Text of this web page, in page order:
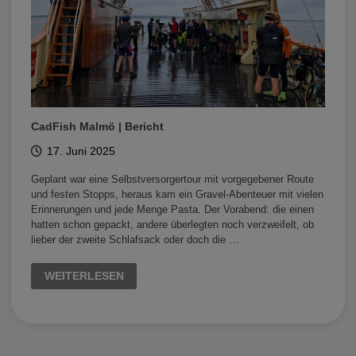
CadFish Malmö | Bericht
17. Juni 2025
Geplant war eine Selbstversorgertour mit vorgegebener Route
und festen Stopps, heraus kam ein Gravel-Abenteuer mit vielen
Erinnerungen und jede Menge Pasta. Der Vorabend: die einen
hatten schon gepackt, andere überlegten noch verzweifelt, ob
lieber der zweite Schlafsack oder doch die …
CADFISH
WEITERLESEN